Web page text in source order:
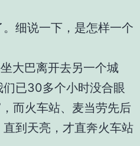
细说一下，是怎样一个
大巴离开去另一个城
已30多个小时没合眼
而火车站、麦当劳先后
到天亮，才直奔火车站